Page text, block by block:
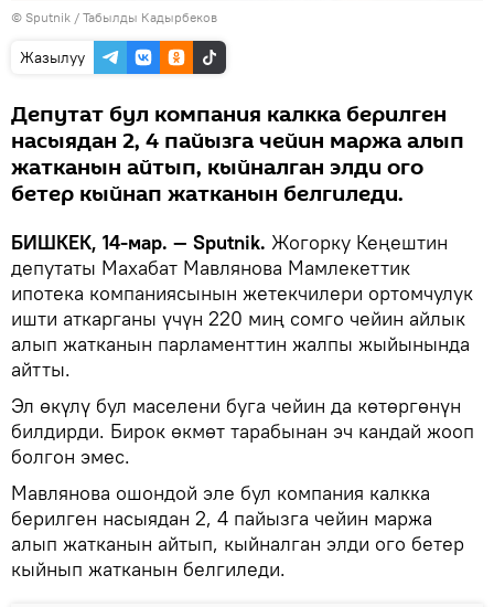
© Sputnik / Табылды Кадырбеков
Жазылуу
Депутат бул компания калкка берилген
насыядан 2, 4 пайызга чейин маржа алып
жатканын айтып, кыйналган элди ого
бетер кыйнап жатканын белгиледи.
БИШКЕК, 14-мар. — Sputnik. Жогорку Кеңештин
депутаты Махабат Мавлянова Мамлекеттик
ипотека компаниясынын жетекчилери ортомчулук
ишти аткарганы үчүн 220 миң сомго чейин айлык
алып жатканын парламенттин жалпы жыйынында
айтты.
Эл өкүлү бул маселени буга чейин да көтөргөнүн
билдирди. Бирок өкмөт тарабынан эч кандай жооп
болгон эмес.
Мавлянова ошондой эле бул компания калкка
берилген насыядан 2, 4 пайызга чейин маржа
алып жатканын айтып, кыйналган элди ого бетер
кыйнып жатканын белгиледи.